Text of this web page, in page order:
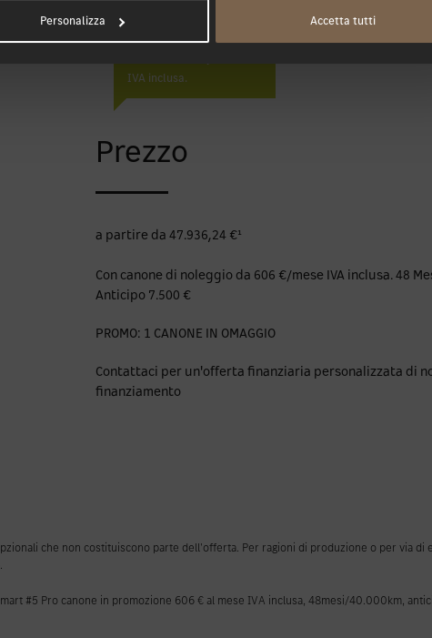
Personalizza Accetta tutti
IVA inclusa.
Prezzo
a partire da 47.936,24 €¹
Con canone di noleggio da 606 €/mese IVA inclusa. 48
Anticipo 7.500 €
PROMO: 1 CANONE IN OMAGGIO
Contattaci per un'offerta finanziaria personalizzata di
finanziamento
che non costituiscono parte dell'offerta. Per ragioni di produzione o per via di
#5 Pro canone in promozione 606 € al mese IVA inclusa, 48mesi/40.000km,